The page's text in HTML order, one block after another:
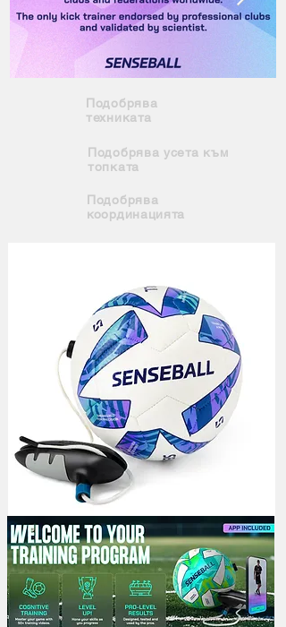
Подобрява
техниката
Подобрява усета към
топката
Подобрява
координацията